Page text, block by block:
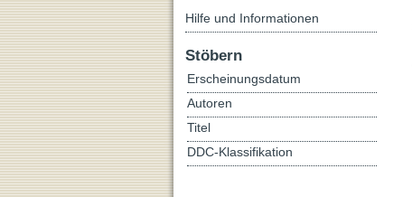
Hilfe und Informationen
Stöbern
Erscheinungsdatum
Autoren
Titel
DDC-Klassifikation